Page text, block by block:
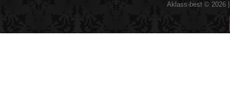
Aklass-best © 2026